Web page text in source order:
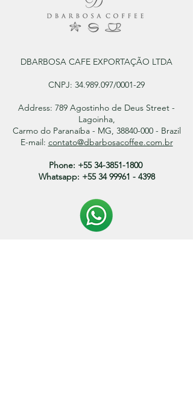
DBARBOSA CAFE EXPORTAÇÃO LTDA
CNPJ: 34.989.097/0001-29
Address: 789 Agostinho de Deus Street -
Lagoinha,
Carmo do Paranaíba - MG, 38840-000 - Brazil
E-mail: contato@dbarbosacoffee.com.br
Phone: +55 34-3851-1800
Whatsapp: +55 34 99961 - 4398